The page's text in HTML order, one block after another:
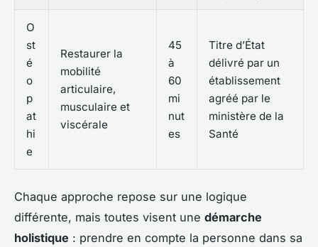
O
st
é
o
p
at
hi
e
Restaurer la
mobilité
articulaire,
musculaire et
viscérale
45
à
60
mi
nut
es
Titre d’État
délivré par un
établissement
agréé par le
ministère de la
Santé
Chaque approche repose sur une logique
différente, mais toutes visent une démarche
holistique : prendre en compte la personne dans sa